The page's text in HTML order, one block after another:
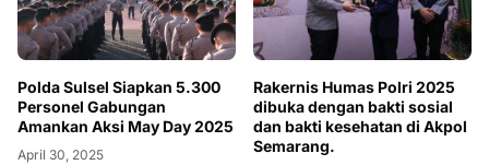
Polda Sulsel Siapkan 5.300
Personel Gabungan
Amankan Aksi May Day 2025
April 30, 2025
Rakernis Humas Polri 2025
dibuka dengan bakti sosial
dan bakti kesehatan di Akpol
Semarang.